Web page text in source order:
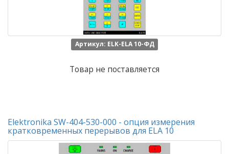
Артикул: ELK-ELA 10-ФД
Товар не поставляется
Elektronika SW-404-530-000 - опция измерения
кратковременных перерывов для ELA 10